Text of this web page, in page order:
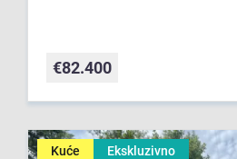
€82.400
Kuće Ekskluzivno